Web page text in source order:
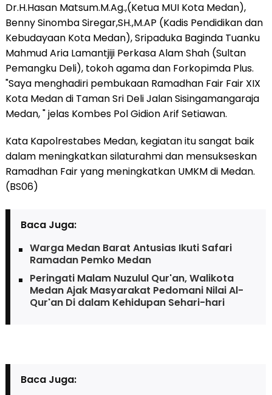
Dr.H.Hasan Matsum.M.Ag.,(Ketua MUI Kota Medan),
Benny Sinomba Siregar,SH.,M.AP (Kadis Pendidikan dan
Kebudayaan Kota Medan), Sripaduka Baginda Tuanku
Mahmud Aria Lamantjiji Perkasa Alam Shah (Sultan
Pemangku Deli), tokoh agama dan Forkopimda Plus.
"Saya menghadiri pembukaan Ramadhan Fair Fair XIX
Kota Medan di Taman Sri Deli Jalan Sisingamangaraja
Medan, " jelas Kombes Pol Gidion Arif Setiawan.
Kata Kapolrestabes Medan, kegiatan itu sangat baik
dalam meningkatkan silaturahmi dan mensukseskan
Ramadhan Fair yang meningkatkan UMKM di Medan.
(BS06)
Baca Juga:
Warga Medan Barat Antusias Ikuti Safari
Ramadan Pemko Medan
Peringati Malam Nuzulul Qur'an, Walikota
Medan Ajak Masyarakat Pedomani Nilai Al-
Qur'an Di dalam Kehidupan Sehari-hari
Baca Juga: